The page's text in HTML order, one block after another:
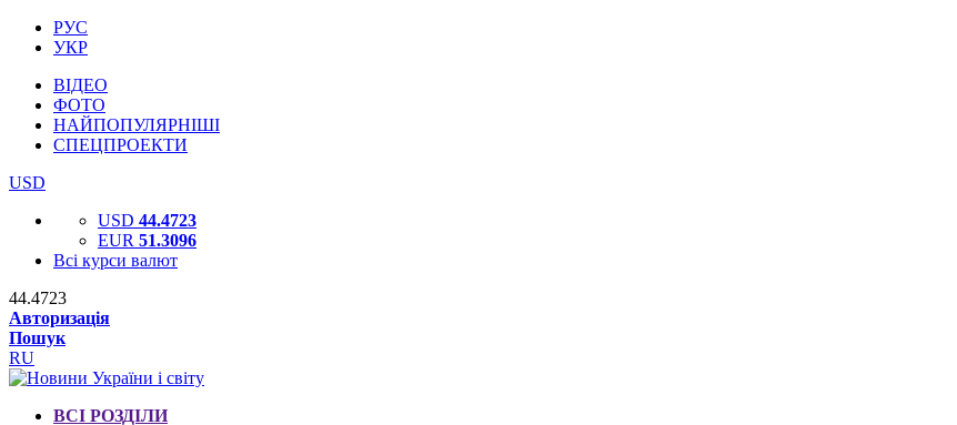
РУС
УКР
ВІДЕО
ФОТО
НАЙПОПУЛЯРНІШІ
СПЕЦПРОЕКТИ
USD
USD 44.4723
EUR 51.3096
Всі курси валют
44.4723
Авторизація
Пошук
RU
ВСІ РОЗДІЛИ